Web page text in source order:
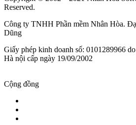
Reserved.
Công ty TNHH Phần mềm Nhân Hòa.
Dũng
Giấy phép kinh doanh số: 0101289966
Hà nội cấp ngày 19/09/2002
Cộng đồng